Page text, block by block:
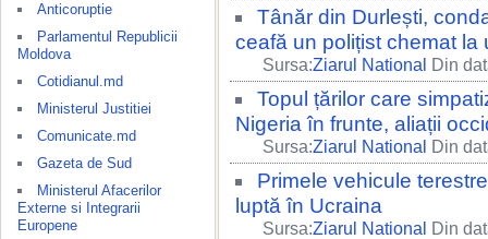
Anticoruptie
Parlamentul Republicii
Moldova
Cotidianul.md
Ministerul Justitiei
Comunicate.md
Gazeta de Sud
Ministerul Afacerilor
Externe si Integrarii
Europene
Tânăr din Durlești,
ceafă un polițist chemat
Sursa:Ziarul National Din
Topul țărilor care
Nigeria în frunte, aliații
Sursa:Ziarul National Din
Primele vehicule
luptă în Ucraina
Sursa:Ziarul National Din